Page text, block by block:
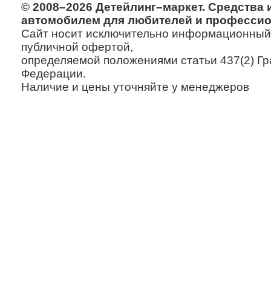
© 2008–2026 Детейлинг–маркет. Средства
автомобилем для любителей и
Сайт носит исключительно информационный
публичной офертой,
определяемой положениями статьи 437(2)
Федерации.
Наличие и цены уточняйте у менеджеров